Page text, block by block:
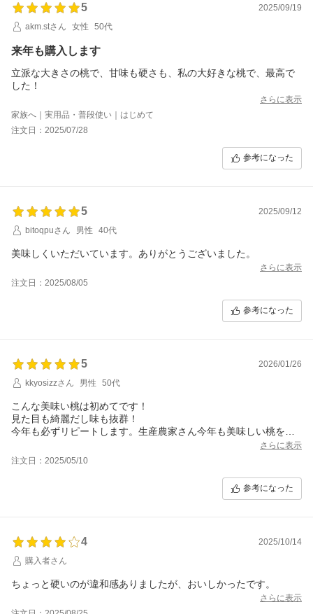
5
2025/09/19
akm.stさん
女性 50代
来年も購入します
立派な大きさの桃で、甘味も硬さも、私の大好きな桃で、最高で
した！
さらに表示
家族へ｜実用品・普段使い｜はじめて
注文日：2025/07/28
参考になった
5
2025/09/12
bitoqpuさん
男性 40代
美味しくいただいています。ありがとうございました。
さらに表示
注文日：2025/08/05
参考になった
5
2026/01/26
kkyosizzさん
男性 50代
こんな美味い桃は初めてです！
見た目も綺麗だし味も抜群！
今年も必ずリピートします。生産農家さん今年も美味しい桃をお
さらに表示
注文日：2025/05/10
参考になった
4
2025/10/14
購入者さん
さらに表示